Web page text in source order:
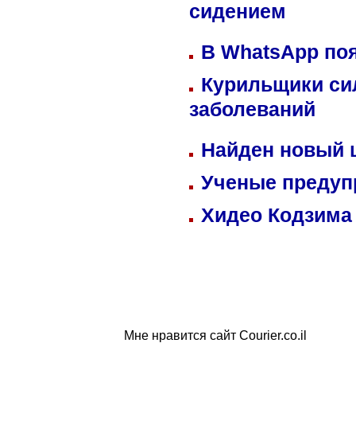
сидением
В WhatsApp
Курильщики
заболеваний
Найден
Ученые
Хидео
Мне нравится сайт Courier.co.il